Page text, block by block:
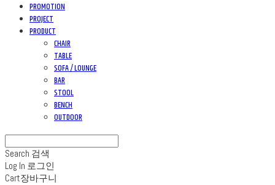
PROMOTION
PROJECT
PRODUCT
CHAIR
TABLE
SOFA / LOUNGE
BAR
STOOL
BENCH
OUTDOOR
Search 검색
Log In 로그인
Cart장바구니